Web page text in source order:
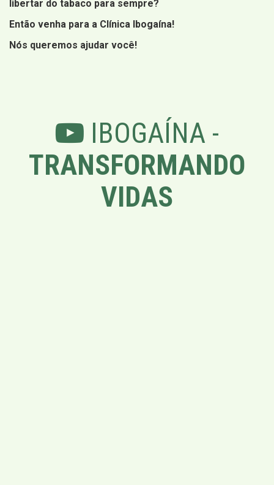
libertar do tabaco para sempre?
Então venha para a Clínica Ibogaína!
Nós queremos ajudar você!
IBOGAÍNA -
TRANSFORMANDO
VIDAS